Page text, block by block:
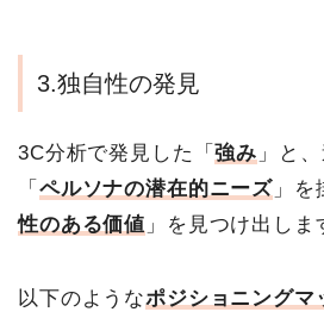
3.独自性の発見
3C分析で発見した「強み 」と
「 ペルソナの潜在的ニーズ 」を
性のある価値 」を見つけ出しま
以下のようなポジショニングマ